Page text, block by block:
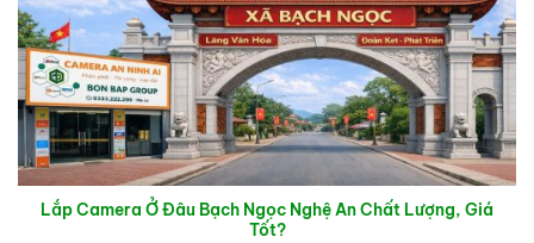
Lắp Camera Ở Đâu Bạch Ngọc Nghệ An Chất Lượng, Giá
Tốt?